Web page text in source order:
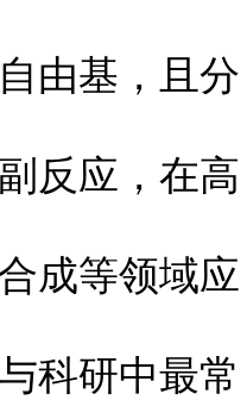
由基，且分
反应，在高
成等领域应
科研中最常